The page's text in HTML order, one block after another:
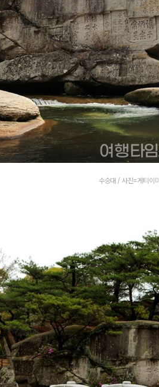
수승대 / 사진=게티이